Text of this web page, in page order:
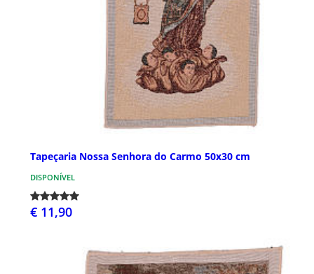
Tapeçaria Nossa Senhora do Carmo 50x30 cm
DISPONÍVEL
€ 11,90